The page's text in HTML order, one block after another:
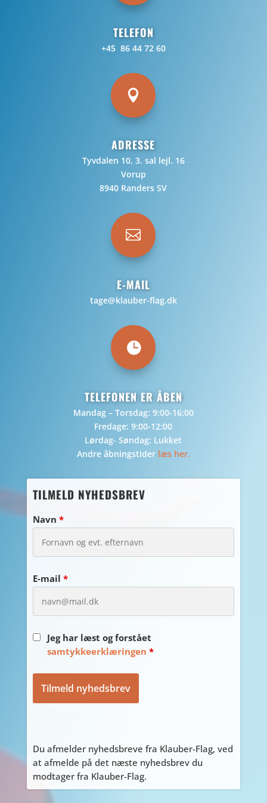
TELEFON
+45 86 44 72 60

ADRESSE
Tyvdalen 10, 3. sal lejl. 16
Vorup
8940 Randers SV

E-MAIL
tage@klauber-flag.dk

TELEFONEN ER ÅBEN
Mandag – Torsdag: 9:00-16:00
Fredage: 9:00-12:00
Lørdag- Søndag: Lukket
Andre åbningstider læs her.
TILMELD NYHEDSBREV
Navn *
E-mail *
Jeg har læst og forstået
samtykkeerklæringen *
Du afmelder nyhedsbreve fra Klauber-Flag, ved
at afmelde på det næste nyhedsbrev du
modtager fra Klauber-Flag.